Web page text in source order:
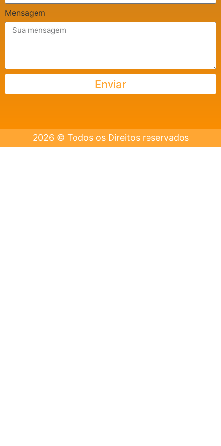
Mensagem
Enviar
2026 © Todos os Direitos reservados